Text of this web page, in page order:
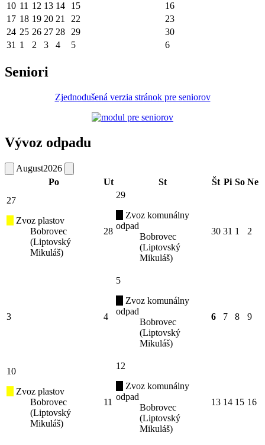
10 11 12 13 14 15
16
17 18 19 20 21 22
23
24 25 26 27 28 29
30
31 1 2 3 4 5 6
Seniori
Zjednodušená verzia stránok pre seniorov
Vývoz odpadu
August2026
Po
Ut St Št Pi So Ne
27
Zvoz plastov
Bobrovec
(Liptovský
Mikuláš)
28
29
Zvoz komunálny
odpad
Bobrovec
(Liptovský
Mikuláš)
30 31 1 2
3 4
5
Zvoz komunálny
odpad
Bobrovec
(Liptovský
Mikuláš)
6 7 8 9
10
Zvoz plastov
Bobrovec
(Liptovský
Mikuláš)
11
12
Zvoz komunálny
odpad
Bobrovec
(Liptovský
Mikuláš)
13 14 15 16